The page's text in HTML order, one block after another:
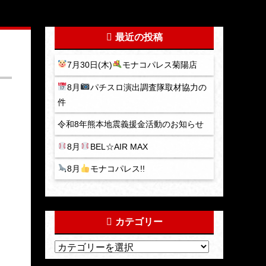
最近の投稿
7月30日(木) モナコパレス菊陽店
8月
パチスロ演出調査隊取材協力の
件
令和8年熊本地震義援金活動のお知らせ
8月 BEL☆AIR MAX
8月 モナコパレス!!
カテゴリー